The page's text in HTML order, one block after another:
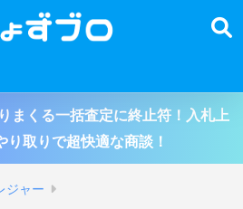
まくる一括査定に終止符！入札上
り取りで超快適な商談！
ジャー